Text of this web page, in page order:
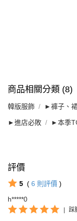
商品相關分類 (8)
韓版服飾 ►褲子、
►進店必敗 ►本季
評價
5 ( 6 則評價 )
h*****0
踩